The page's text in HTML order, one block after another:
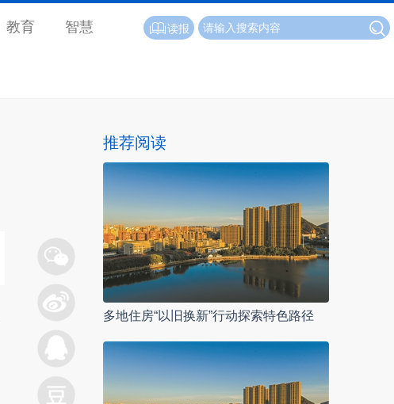
教育 智慧 读报
推荐阅读
多地住房“以旧换新”行动探索特色路径